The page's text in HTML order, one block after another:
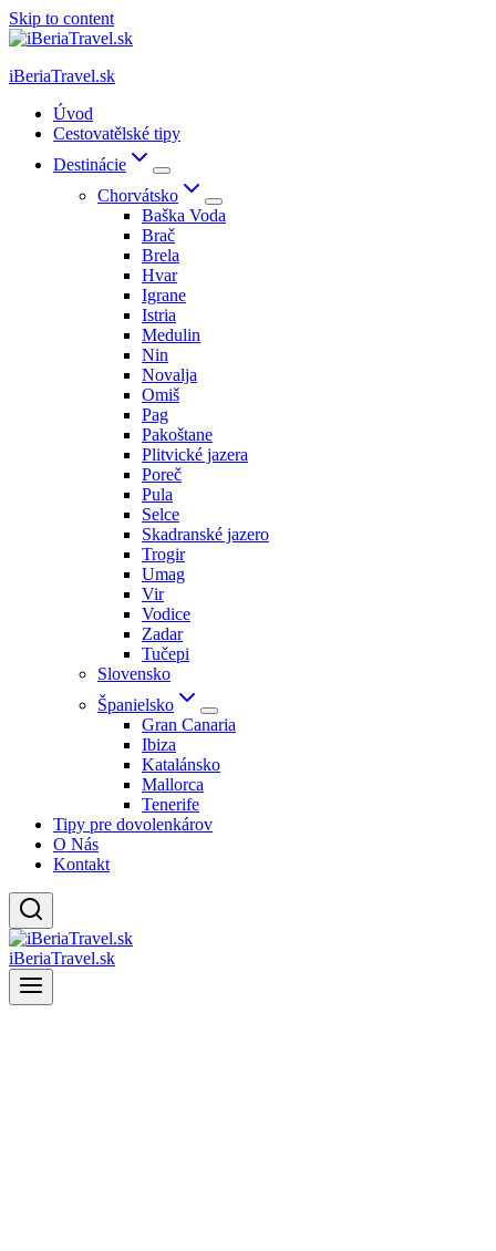
Skip to content
iBeriaTravel.sk
Úvod
Cestovatělské tipy
Destinácie
Chorvátsko
Baška Voda
Brač
Brela
Hvar
Igrane
Istria
Medulin
Nin
Novalja
Omiš
Pag
Pakoštane
Plitvické jazera
Poreč
Pula
Selce
Skadranské jazero
Trogir
Umag
Vir
Vodice
Zadar
Tučepi
Slovensko
Španielsko
Gran Canaria
Ibiza
Katalánsko
Mallorca
Tenerife
Tipy pre dovolenkárov
O Nás
Kontakt
iBeriaTravel.sk